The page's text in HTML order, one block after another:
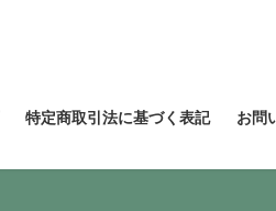
特定商取引法に基づく表記 お問